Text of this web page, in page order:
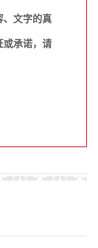
、文字的真
或承诺，请